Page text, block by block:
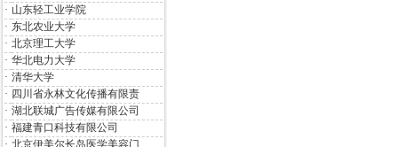
· 山东轻工业学院
· 东北农业大学
· 北京理工大学
· 华北电力大学
· 清华大学
· 四川省永林文化传播有限责
· 湖北联城广告传媒有限公司
· 福建青口科技有限公司
· 北京伊美尔长岛医学美容门